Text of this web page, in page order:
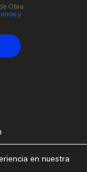
Obra
y
en nuestra